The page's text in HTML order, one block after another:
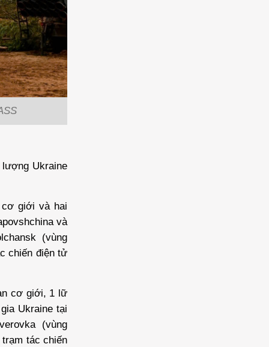
Ukraine
giới và hai
và
(vùng
chiến điện tử
cơ giới, 1 lữ
Ukraine tại
(vùng
tác chiến